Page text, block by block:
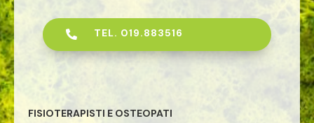
 TEL. 019.883516
FISIOTERAPISTI E OSTEOPATI